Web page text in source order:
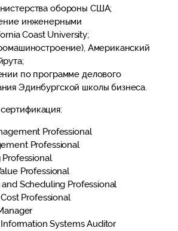
обороны США;
инженерными
Coast University;
Американский
по программе делового
Эдинбургской школы бизнеса.
Professional
Professional
Professional
Scheduling Professional
Professional
Systems Auditor